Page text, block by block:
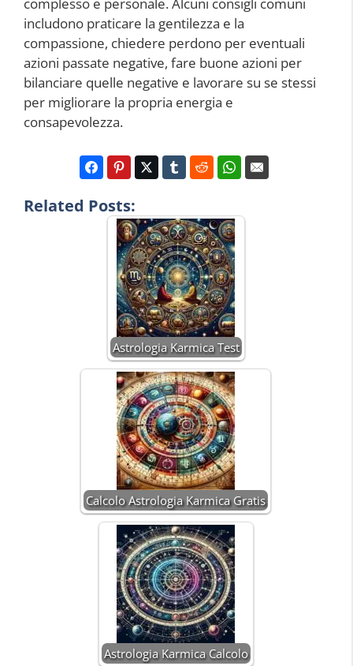
includono praticare la gentilezza e la
compassione, chiedere perdono per eventuali
azioni passate negative, fare buone azioni per
bilanciare quelle negative e lavorare su se stessi
per migliorare la propria energia e
consapevolezza.
Related Posts:
Astrologia Karmica Test
Calcolo Astrologia Karmica Gratis
Astrologia Karmica Calcolo